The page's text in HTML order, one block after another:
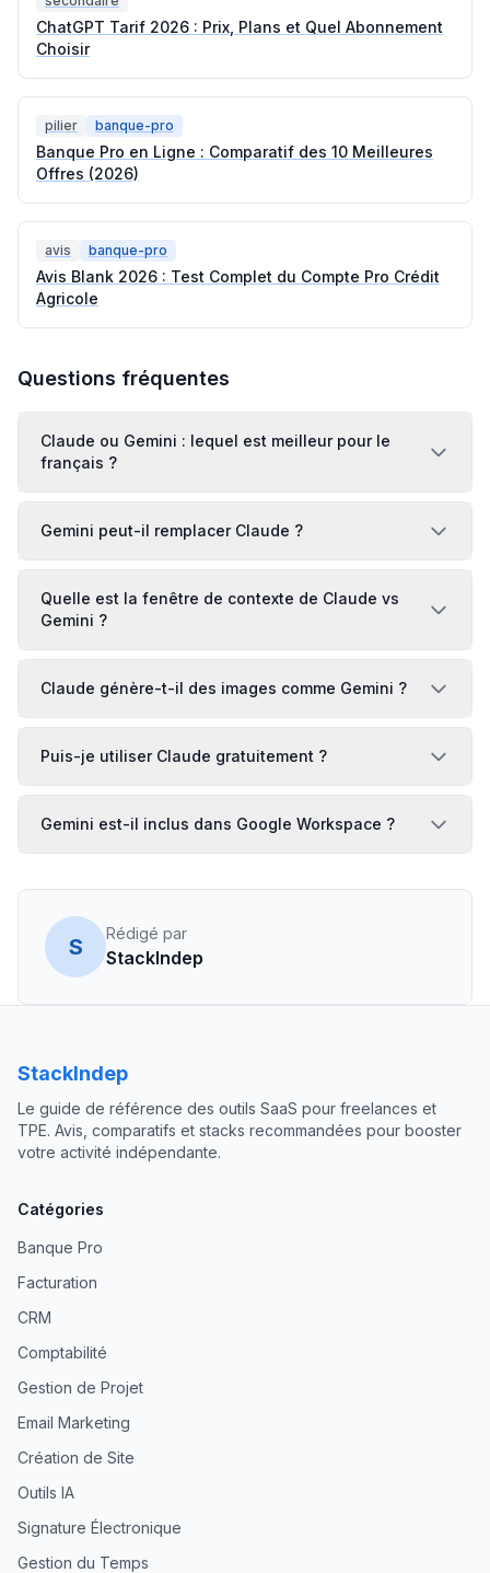
ChatGPT Tarif 2026 : Prix, Plans et Quel Abonnement
Choisir
pilier banque-pro
Banque Pro en Ligne : Comparatif des 10 Meilleures
Offres (2026)
avis banque-pro
Avis Blank 2026 : Test Complet du Compte Pro Crédit
Agricole
Questions fréquentes
Claude ou Gemini : lequel est meilleur pour le
français ?
Gemini peut-il remplacer Claude ?
Quelle est la fenêtre de contexte de Claude vs
Gemini ?
Claude génère-t-il des images comme Gemini ?
Puis-je utiliser Claude gratuitement ?
Gemini est-il inclus dans Google Workspace ?
S
Rédigé par
StackIndep
StackIndep
Le guide de référence des outils SaaS pour freelances et
TPE. Avis, comparatifs et stacks recommandées pour booster
votre activité indépendante.
Catégories
Banque Pro
Facturation
CRM
Comptabilité
Gestion de Projet
Email Marketing
Création de Site
Outils IA
Signature Électronique
Gestion du Temps